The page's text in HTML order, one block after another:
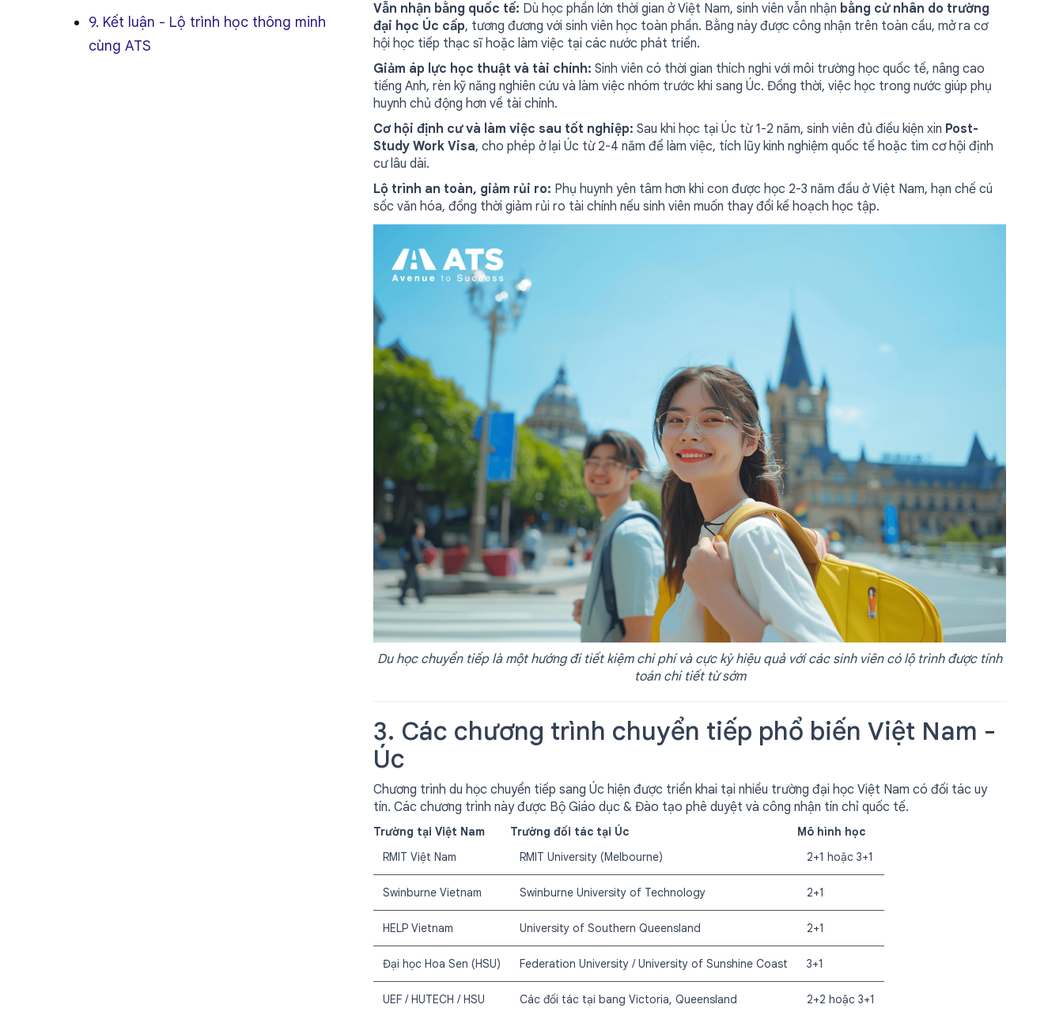
9. Kết luận - Lộ trình học thông minh
cùng ATS
Vẫn nhận bằng quốc tế: Dù học phần lớn thời gian ở Việt Nam, sinh viên vẫn nhận bằng cử nhân do trường
đại học Úc cấp, tương đương với sinh viên học toàn phần. Bằng này được công nhận trên toàn cầu, mở ra cơ
hội học tiếp thạc sĩ hoặc làm việc tại các nước phát triển.
Giảm áp lực học thuật và tài chính: Sinh viên có thời gian thích nghi với môi trường học quốc tế, nâng cao
tiếng Anh, rèn kỹ năng nghiên cứu và làm việc nhóm trước khi sang Úc. Đồng thời, việc học trong nước giúp phụ
huynh chủ động hơn về tài chính.
Cơ hội định cư và làm việc sau tốt nghiệp: Sau khi học tại Úc từ 1-2 năm, sinh viên đủ điều kiện xin Post-
Study Work Visa, cho phép ở lại Úc từ 2-4 năm để làm việc, tích lũy kinh nghiệm quốc tế hoặc tìm cơ hội định
cư lâu dài.
Lộ trình an toàn, giảm rủi ro: Phụ huynh yên tâm hơn khi con được học 2-3 năm đầu ở Việt Nam, hạn chế cú
sốc văn hóa, đồng thời giảm rủi ro tài chính nếu sinh viên muốn thay đổi kế hoạch học tập.
Du học chuyển tiếp là một hướng đi tiết kiệm chi phí và cực kỳ hiệu quả với các sinh viên có lộ trình được tính
toán chi tiết từ sớm
3. Các chương trình chuyển tiếp phổ biến Việt Nam -
Úc
Chương trình du học chuyển tiếp sang Úc hiện được triển khai tại nhiều trường đại học Việt Nam có đối tác uy
tín. Các chương trình này được Bộ Giáo dục & Đào tạo phê duyệt và công nhận tín chỉ quốc tế.
Trường tại Việt Nam Trường đối tác tại Úc
Mô hình học
RMIT Việt Nam
RMIT University (Melbourne) 2+1 hoặc 3+1
Swinburne Vietnam Swinburne University of Technology 2+1
HELP Vietnam University of Southern Queensland 2+1
Đại học Hoa Sen (HSU) Federation University / University of Sunshine Coast 3+1
UEF / HUTECH / HSU Các đối tác tại bang Victoria, Queensland 2+2 hoặc 3+1